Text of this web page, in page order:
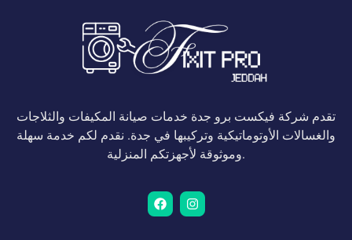
تقدم شركة فيكست برو جدة خدمات صيانة المكيفات والثلاجات
والغسالات الأوتوماتيكية وتركيبها في جدة. نقدم لكم خدمة سهلة
وموثوقة لأجهزتكم المنزلية.